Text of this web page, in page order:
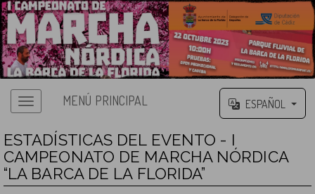
MENÚ PRINCIPAL ESPAÑOL
ESTADÍSTICAS DEL EVENTO - I
CAMPEONATO DE MARCHA NÓRDICA
“LA BARCA DE LA FLORIDA”